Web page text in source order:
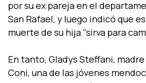
por su ex pareja en el
San Rafael, y luego indicó que
muerte de su hija "sirva para
En tanto, Gladys Steffani,
Coni, una de las jóvenes